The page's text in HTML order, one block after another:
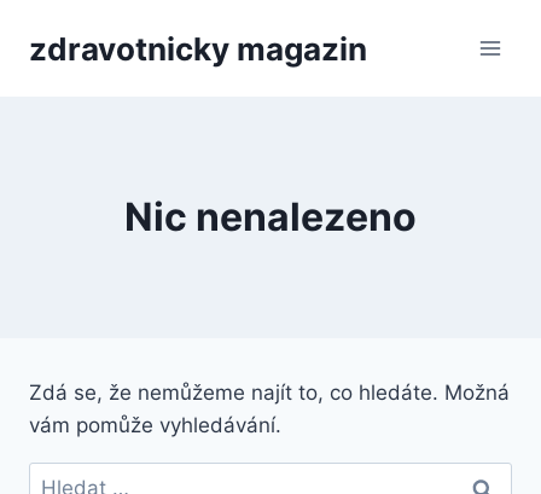
zdravotnicky magazin
Nic nenalezeno
Zdá se, že nemůžeme najít to, co hledáte. Možná
vám pomůže vyhledávání.
Vyhledávání